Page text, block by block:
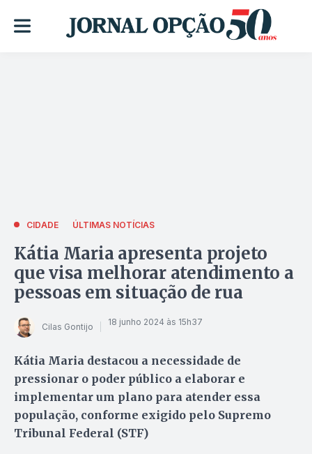
CIDADE ÚLTIMAS NOTÍCIAS
Kátia Maria apresenta projeto
que visa melhorar atendimento a
pessoas em situação de rua
Cilas Gontijo 18 junho 2024 às 15h37
Kátia Maria destacou a necessidade de
pressionar o poder público a elaborar e
implementar um plano para atender essa
população, conforme exigido pelo Supremo
Tribunal Federal (STF)